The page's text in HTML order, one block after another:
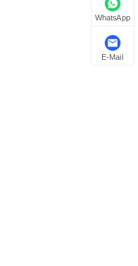
WhatsApp
E-Mail